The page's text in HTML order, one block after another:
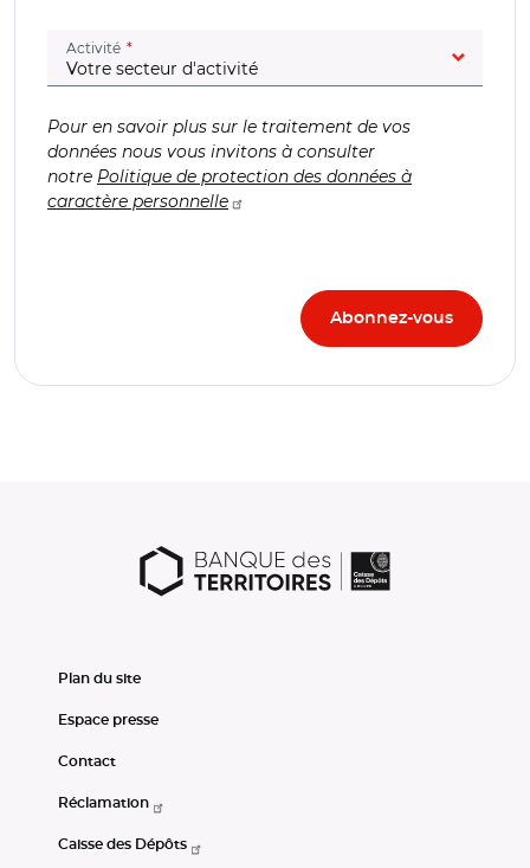
Activité (champ obligatoire)
Pour en savoir plus sur le traitement de vos
données nous vous invitons à consulter
notre Politique de protection des données à
caractère personnelle
Plan du site
Espace presse
Contact
Réclamation
Caisse des Dépôts